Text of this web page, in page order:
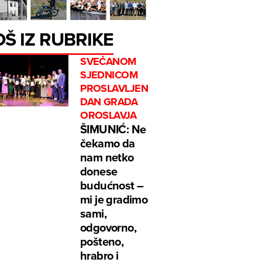
IZ RUBRIKE
SVEČANOM
SJEDNICOM
PROSLAVLJEN
DAN GRADA
OROSLAVJA
ŠIMUNIĆ: Ne
čekamo da
nam netko
donese
budućnost –
mi je gradimo
sami,
odgovorno,
pošteno,
hrabro i